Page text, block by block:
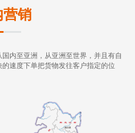
营销
内至亚洲，从亚洲至世界， 并且有自
速度下单把货物发往客户指定的位